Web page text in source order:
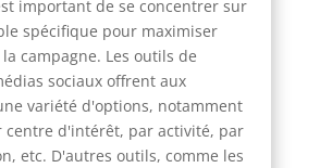
important de se concentrer sur
spécifique pour maximiser
campagne. Les outils de
sociaux offrent aux
variété d'options, notamment
centre d'intérêt, par activité, par
etc. D'autres outils, comme les